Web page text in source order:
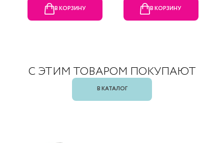
В КОРЗИНУ В КОРЗИНУ
С ЭТИМ ТОВАРОМ ПОКУПАЮТ
В КАТАЛОГ